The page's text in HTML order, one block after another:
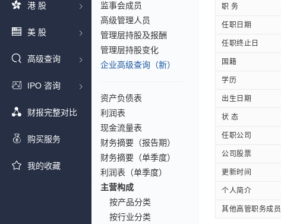
港 股
美 股
高级查询
IPO 咨询
财报完整对比
购买服务
我的收藏
监事会成员
高级管理人员
管理层持股及报酬
管理层持股变化
企业高级查询（新）
资产负债表
利润表
现金流量表
财务摘要（报告期）
财务摘要（单季度）
利润表（单季度）
主营构成
按产品分类
按行业分类
职 务
任职日期
任职终止日
国籍
学历
出生日期
状 态
任职公司
公司股票
更新时间
个人简介
其他高管职务成员